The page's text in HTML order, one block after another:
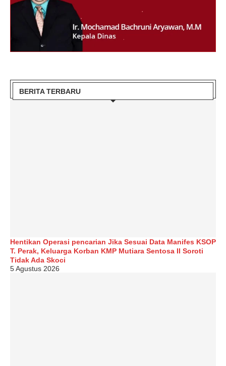
BERITA TERBARU
Hentikan Operasi pencarian Jika Sesuai Data Manifes KSOP
T. Perak, Keluarga Korban KMP Mutiara Sentosa II Soroti
Tidak Ada Skoci
5 Agustus 2026